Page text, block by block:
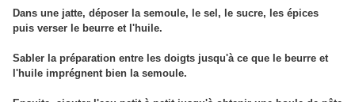
Dans une jatte, déposer la semoule, le sel, le sucre, les épices
puis verser le beurre et l'huile.
Sabler la préparation entre les doigts jusqu'à ce que le beurre et
l'huile imprégnent bien la semoule.